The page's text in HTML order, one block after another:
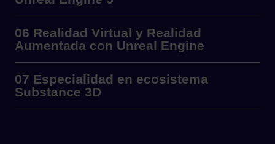
06 Realidad Virtual y Realidad
Aumentada con Unreal Engine
07 Especialidad en ecosistema
Substance 3D